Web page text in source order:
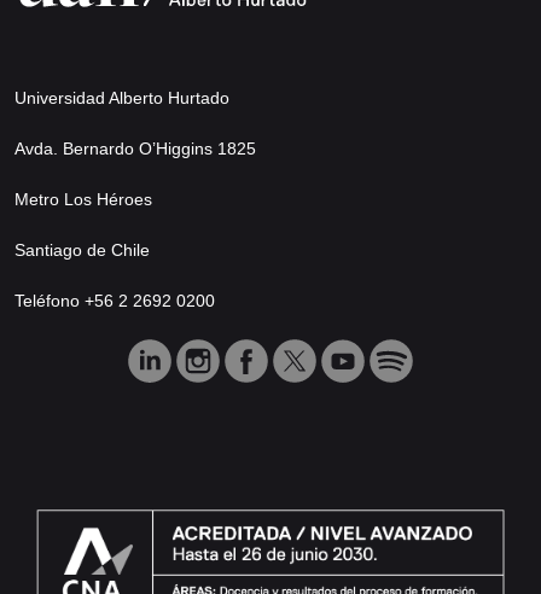
Universidad Alberto Hurtado
Avda. Bernardo O’Higgins 1825
Metro Los Héroes
Santiago de Chile
Teléfono +56 2 2692 0200